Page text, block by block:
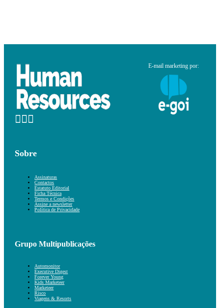
E-mail marketing por:
Sobre
Assinaturas
Contactos
Estatuto Editorial
Ficha Técnica
Termos e Condições
Assine a newsletter
Política de Privacidade
Grupo Multipublicações
Automonitor
Executive Digest
Forever Young
Kids Marketeer
Marketeer
Risco
Viagens & Resorts